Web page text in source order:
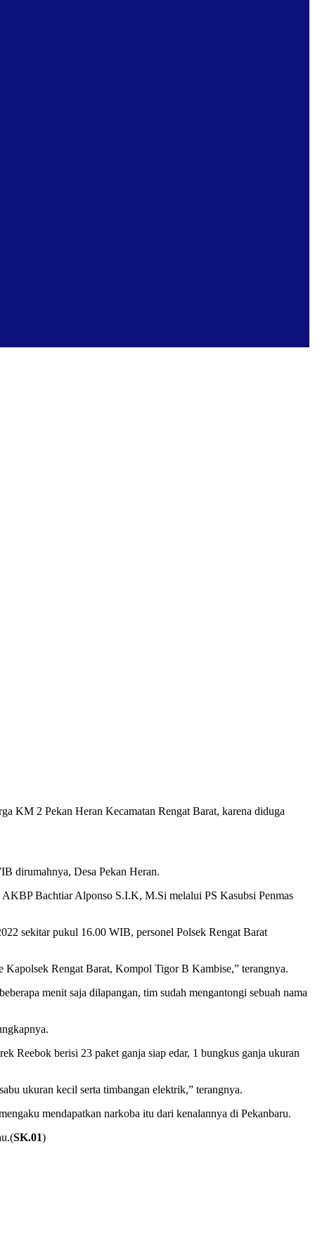
KM 2 Pekan Heran Kecamatan Rengat Barat, karena diduga
dirumahnya, Desa Pekan Heran.
AKBP Bachtiar Alponso S.I.K, M.Si melalui PS Kasubsi Penmas
sekitar pukul 16.00 WIB, personel Polsek Rengat Barat
Rengat Barat, Kompol Tigor B Kambise,” terangnya.
menit saja dilapangan, tim sudah mengantongi sebuah nama
Reebok berisi 23 paket ganja siap edar, 1 bungkus ganja ukuran
ukuran kecil serta timbangan elektrik,” terangnya.
mendapatkan narkoba itu dari kenalannya di Pekanbaru.
SK.01)